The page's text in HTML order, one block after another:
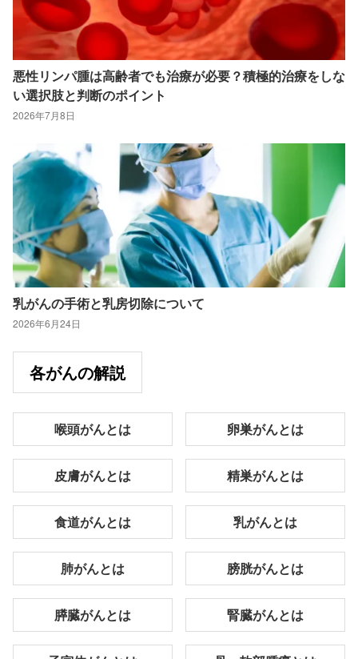
悪性リンパ腫は高齢者でも治療が必要？積極的治療をしな
い選択肢と判断のポイント
2026年7月8日
乳がんの手術と乳房切除について
2026年6月24日
各がんの解説
喉頭がんとは 卵巣がんとは
皮膚がんとは 精巣がんとは
食道がんとは 乳がんとは
肺がんとは 膀胱がんとは
膵臓がんとは 腎臓がんとは